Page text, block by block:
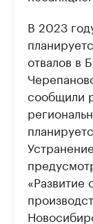
В 2023
отвалов в
сообщили